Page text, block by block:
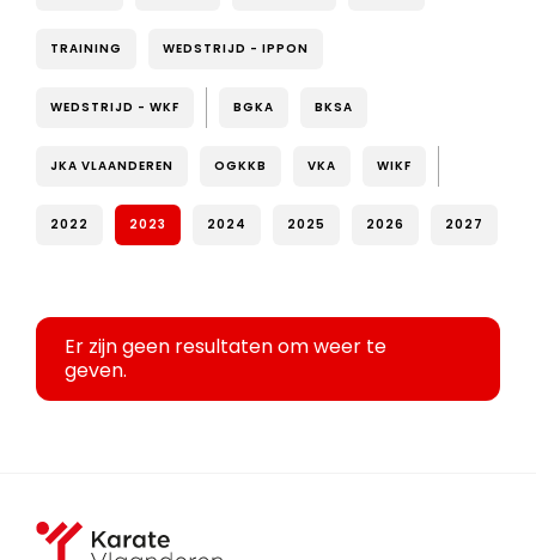
TRAINING WEDSTRIJD - IPPON
WEDSTRIJD - WKF BGKA BKSA
JKA VLAANDEREN OGKKB VKA WIKF
2022 2023 2024 2025 2026 2027
Er zijn geen resultaten om weer te
geven.